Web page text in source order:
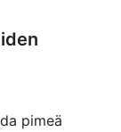
pimeä